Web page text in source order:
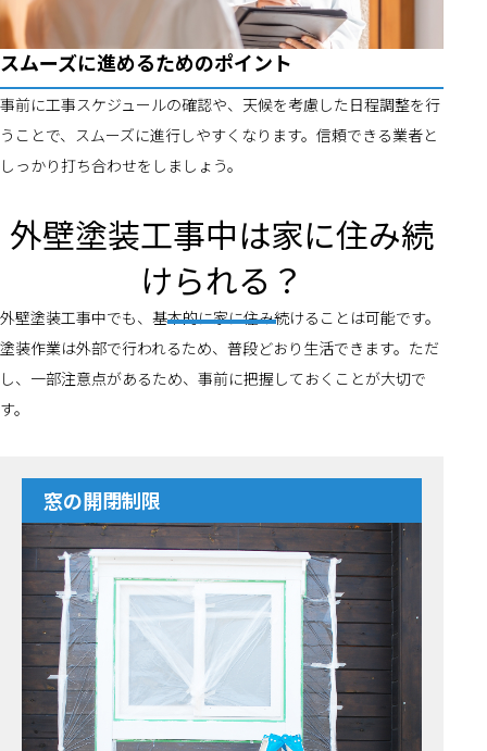
スムーズに進めるためのポイント
事前に工事スケジュールの確認や、天候を考慮した日程調整を行
うことで、スムーズに進行しやすくなります。信頼できる業者と
しっかり打ち合わせをしましょう。
外壁塗装工事中は家に住み続
けられる？
外壁塗装工事中でも、基本的に家に住み続けることは可能です。
塗装作業は外部で行われるため、普段どおり生活できます。ただ
し、一部注意点があるため、事前に把握しておくことが大切で
す。
窓の開閉制限